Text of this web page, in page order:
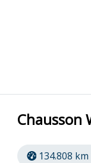
Chausson
134.808 km